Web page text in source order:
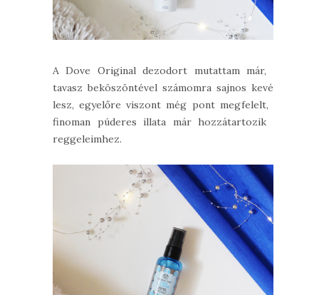
A Dove Original dezodort mutattam már, a
tavasz beköszöntével számomra sajnos kevés
lesz, egyelőre viszont még pont megfelelt, a
finoman púderes illata már hozzátartozik a
reggeleimhez.